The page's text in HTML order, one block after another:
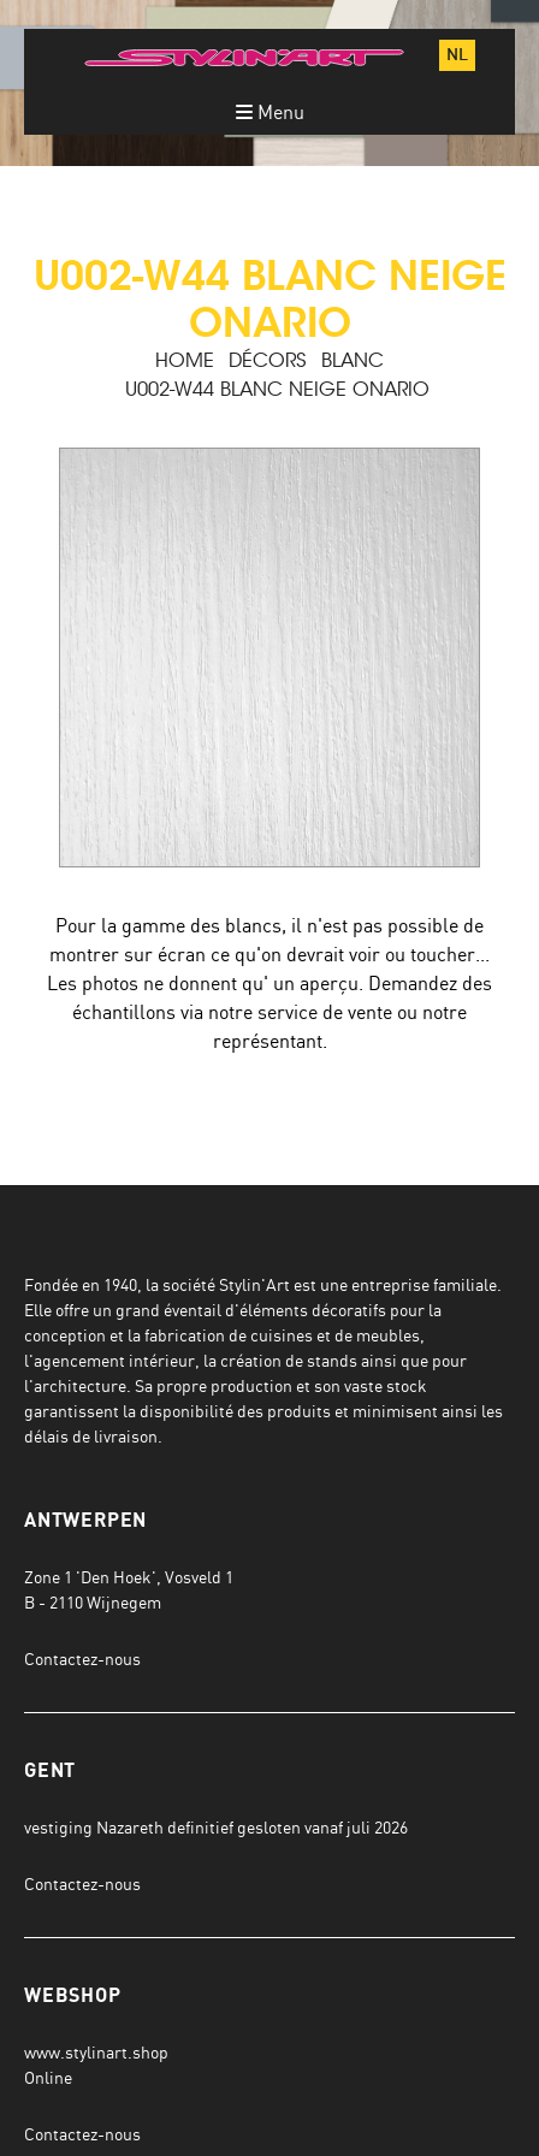
NL
Menu
U002-W44 BLANC NEIGE
ONARIO
HOME DÉCORS
BLANC
U002-W44 BLANC NEIGE ONARIO
Pour la gamme des blancs, il n'est pas possible de
montrer sur écran ce qu'on devrait voir ou toucher...
Les photos ne donnent qu' un aperçu. Demandez des
échantillons via notre service de vente ou notre
représentant.
Fondée en 1940, la société Stylin'Art est une entreprise familiale.
Elle offre un grand éventail d'éléments décoratifs pour la
conception et la fabrication de cuisines et de meubles,
l'agencement intérieur, la création de stands ainsi que pour
l'architecture. Sa propre production et son vaste stock
garantissent la disponibilité des produits et minimisent ainsi les
délais de livraison.
ANTWERPEN
Zone 1 'Den Hoek', Vosveld 1
B - 2110 Wijnegem
Contactez-nous
GENT
vestiging Nazareth definitief gesloten vanaf juli 2026
Contactez-nous
WEBSHOP
www.stylinart.shop
Online
Contactez-nous